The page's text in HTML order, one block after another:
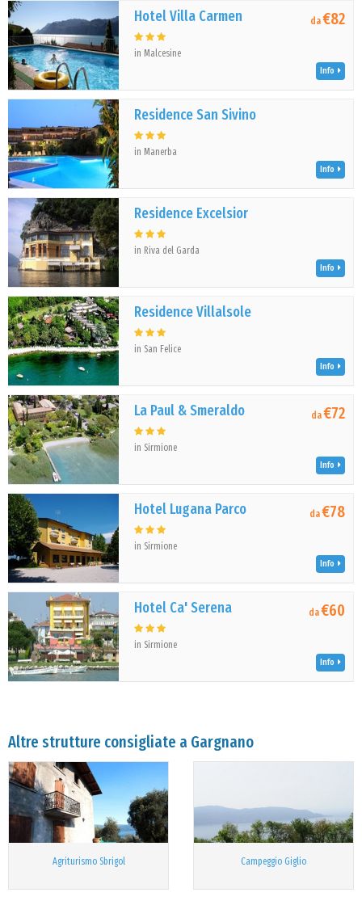
Hotel Villa Carmen
in Malcesine
da€82
Info
Residence San Sivino
in Manerba
Info
Residence Excelsior
in Riva del Garda
Info
Residence Villalsole
in San Felice
Info
La Paul & Smeraldo
in Sirmione
da€72
Info
Hotel Lugana Parco
in Sirmione
da€78
Info
Hotel Ca' Serena
in Sirmione
da€60
Info
Altre strutture consigliate a Gargnano
Agriturismo Sbrigol Campeggio Giglio